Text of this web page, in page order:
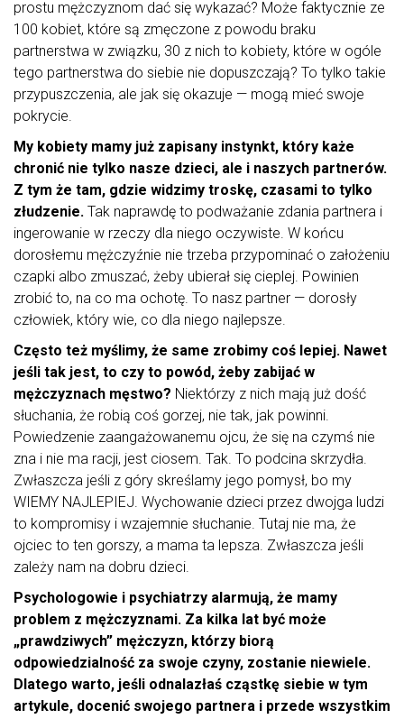
prostu mężczyznom dać się wykazać? Może faktycznie ze
100 kobiet, które są zmęczone z powodu braku
partnerstwa w związku, 30 z nich to kobiety, które w ogóle
tego partnerstwa do siebie nie dopuszczają? To tylko takie
przypuszczenia, ale jak się okazuje — mogą mieć swoje
pokrycie.
My kobiety mamy już zapisany instynkt, który każe
chronić nie tylko nasze dzieci, ale i naszych partnerów.
Z tym że tam, gdzie widzimy troskę, czasami to tylko
złudzenie. Tak naprawdę to podważanie zdania partnera i
ingerowanie w rzeczy dla niego oczywiste. W końcu
dorosłemu mężczyźnie nie trzeba przypominać o założeniu
czapki albo zmuszać, żeby ubierał się cieplej. Powinien
zrobić to, na co ma ochotę. To nasz partner — dorosły
człowiek, który wie, co dla niego najlepsze.
Często też myślimy, że same zrobimy coś lepiej. Nawet
jeśli tak jest, to czy to powód, żeby zabijać w
mężczyznach męstwo? Niektórzy z nich mają już dość
słuchania, że robią coś gorzej, nie tak, jak powinni.
Powiedzenie zaangażowanemu ojcu, że się na czymś nie
zna i nie ma racji, jest ciosem. Tak. To podcina skrzydła.
Zwłaszcza jeśli z góry skreślamy jego pomysł, bo my
WIEMY NAJLEPIEJ. Wychowanie dzieci przez dwojga ludzi
to kompromisy i wzajemnie słuchanie. Tutaj nie ma, że
ojciec to ten gorszy, a mama ta lepsza. Zwłaszcza jeśli
zależy nam na dobru dzieci.
Psychologowie i psychiatrzy alarmują, że mamy
problem z mężczyznami. Za kilka lat być może
„prawdziwych” mężczyzn, którzy biorą
odpowiedzialność za swoje czyny, zostanie niewiele.
Dlatego warto, jeśli odnalazłaś cząstkę siebie w tym
artykule, docenić swojego partnera i przede wszystkim